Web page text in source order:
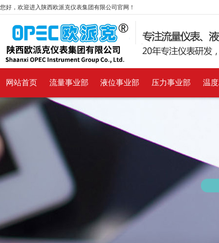
您好，欢迎进入陕西欧派克仪表集团有限公司官网！
网站首页 流量事业部 液位事业部 压力事业部 温